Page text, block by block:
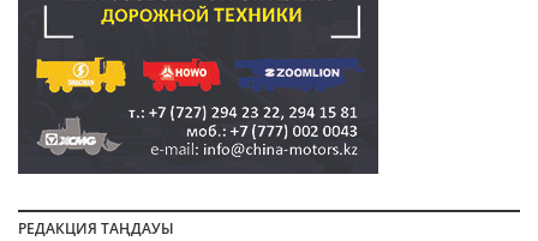
РЕДАКЦИЯ ТАҢДАУЫ